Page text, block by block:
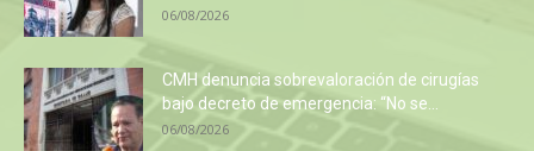
06/08/2026
CMH denuncia sobrevaloración de cirugías
bajo decreto de emergencia: “No se...
06/08/2026